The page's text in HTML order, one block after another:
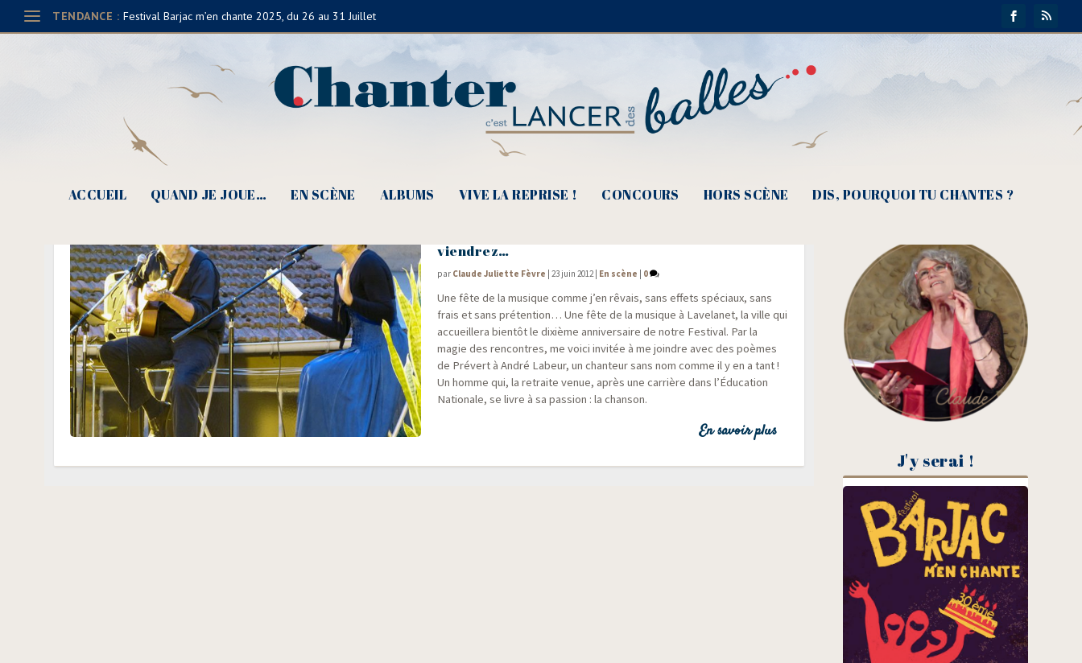
TENDANCE : Festival Barjac m’en chante 2025, du 26 au 31 Juillet
ACCUEIL QUAND JE JOUE… EN SCÈNE ALBUMS VIVE LA REPRISE ! CONCOURS HORS SCÈNE DIS, POURQUOI TU CHANTES ?
viendrez…
par Claude Juliette Fèvre |23 juin 2012| En scène 0
Une fête de la musique comme j’en rêvais, sans effets spé­ciaux, sans
frais et sans pré­ten­tion… Une fête de la musique à Lave­la­net, la ville qui
accueille­ra bien­tôt le dixième anni­ver­saire de notre Fes­ti­val. Par la
magie des ren­contres, me voi­ci invi­tée à me joindre avec des poèmes
de Pré­vert à André Labeur, un chan­teur sans nom comme il y en a tant !
Un homme qui, la retraite venue, après une car­rière dans l’Éducation
Natio­nale, se livre à sa pas­sion : la chanson.
En savoir plus
J'y serai !